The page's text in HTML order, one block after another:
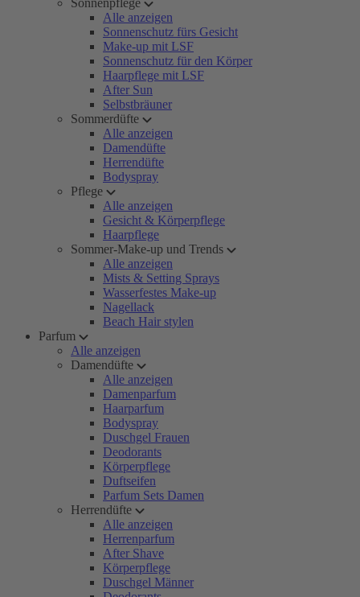
Sonnenpflege
Alle anzeigen
Sonnenschutz fürs Gesicht
Make-up mit LSF
Sonnenschutz für den Körper
Haarpflege mit LSF
After Sun
Selbstbräuner
Sommerdüfte
Alle anzeigen
Damendüfte
Herrendüfte
Bodyspray
Pflege
Alle anzeigen
Gesicht & Körperpflege
Haarpflege
Sommer-Make-up und Trends
Alle anzeigen
Mists & Setting Sprays
Wasserfestes Make-up
Nagellack
Beach Hair stylen
Parfum
Alle anzeigen
Damendüfte
Alle anzeigen
Damenparfum
Haarparfum
Bodyspray
Duschgel Frauen
Deodorants
Körperpflege
Duftseifen
Parfum Sets Damen
Herrendüfte
Alle anzeigen
Herrenparfum
After Shave
Körperpflege
Duschgel Männer